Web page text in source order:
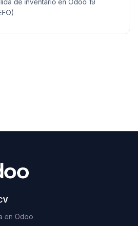
de inventario en Odoo 19
en Odoo